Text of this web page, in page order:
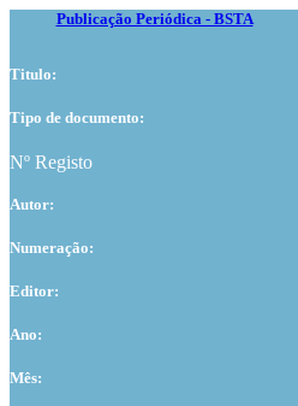
Publicação Periódica - BSTA
Titulo:
Tipo de documento:
Nº Registo
Autor:
Numeração:
Editor:
Ano:
Mês: